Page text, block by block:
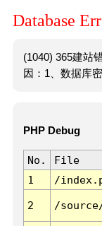
Database
(1040) 365建站
因：1、数据库
PHP Debug
No. File
1
/
2 /